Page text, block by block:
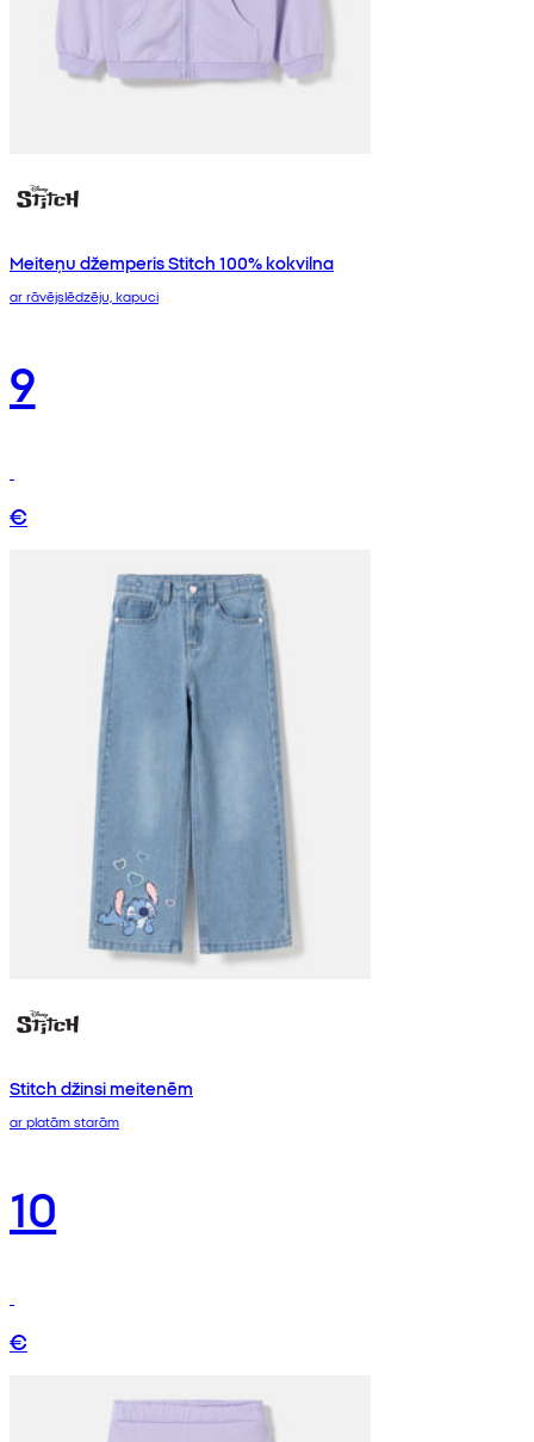
Meiteņu džemperis Stitch 100% kokvilna
ar rāvējslēdzēju, kapuci
9
€
Stitch džinsi meitenēm
ar platām starām
10
€